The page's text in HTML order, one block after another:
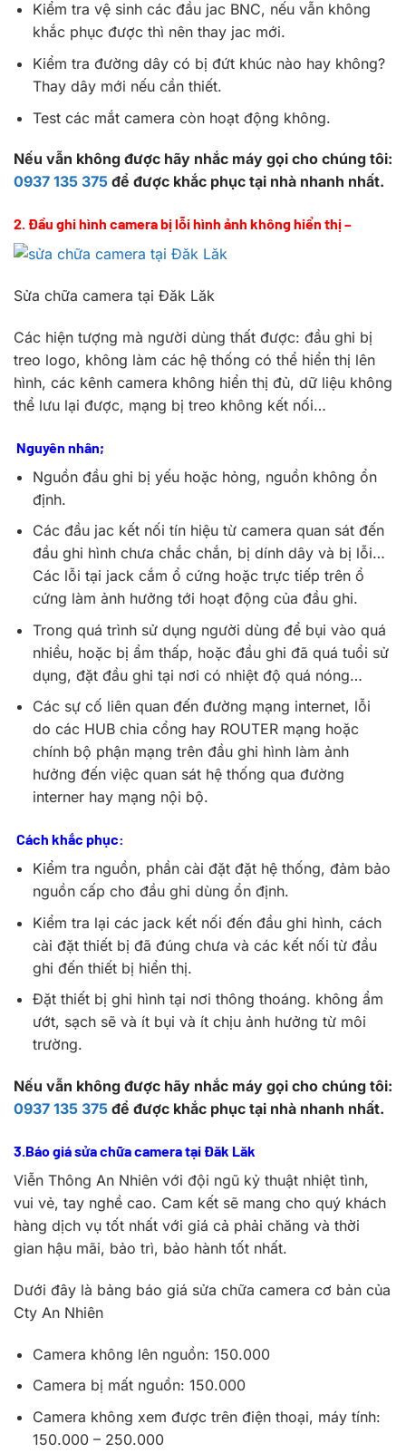
Kiểm tra vệ sinh các đầu jac BNC, nếu vẫn không
khắc phục được thì nên thay jac mới.
Kiểm tra đường dây có bị đứt khúc nào hay không?
Thay dây mới nếu cần thiết.
Test các mắt camera còn hoạt động không.
Nếu vẫn không được hãy nhắc máy gọi cho chúng tôi:
0937 135 375 để được khắc phục tại nhà nhanh nhất.
2. Đầu ghi hình camera bị lỗi hình ảnh không hiển thị –
Sửa chữa camera tại Đăk Lăk
Các hiện tượng mà người dùng thất được: đầu ghi bị
treo logo, không làm các hệ thống có thể hiển thị lên
hình, các kênh camera không hiển thị đủ, dữ liệu không
thể lưu lại được, mạng bị treo không kết nối…
Nguyên nhân;
Nguồn đầu ghi bị yếu hoặc hỏng, nguồn không ổn
định.
Các đầu jac kết nối tín hiệu từ camera quan sát đến
đầu ghi hình chưa chắc chắn, bị dính dây và bị lỗi…
Các lỗi tại jack cắm ổ cứng hoặc trực tiếp trên ổ
cứng làm ảnh hưởng tới hoạt động của đầu ghi.
Trong quá trình sử dụng người dùng để bụi vào quá
nhiều, hoặc bị ẩm thấp, hoặc đầu ghi đã quá tuổi sử
dụng, đặt đầu ghi tại nơi có nhiệt độ quá nóng…
Các sự cố liên quan đến đường mạng internet, lỗi
do các HUB chia cổng hay ROUTER mạng hoặc
chính bộ phận mạng trên đầu ghi hình làm ảnh
hưởng đến việc quan sát hệ thống qua đường
interner hay mạng nội bộ.
Cách khắc phục:
Kiểm tra nguồn, phần cài đặt đặt hệ thống, đảm bảo
nguồn cấp cho đầu ghi dùng ổn định.
Kiểm tra lại các jack kết nối đến đầu ghi hình, cách
cài đặt thiết bị đã đúng chưa và các kết nối từ đầu
ghi đến thiết bị hiển thị.
Đặt thiết bị ghi hình tại nơi thông thoáng. không ẩm
ướt, sạch sẽ và ít bụi và ít chịu ảnh hưởng từ môi
trường.
Nếu vẫn không được hãy nhắc máy gọi cho chúng tôi:
0937 135 375 để được khắc phục tại nhà nhanh nhất.
3.Báo giá sửa chữa camera tại Đăk Lăk
Viễn Thông An Nhiên với đội ngũ kỷ thuật nhiệt tình,
vui vẻ, tay nghề cao. Cam kết sẽ mang cho quý khách
hàng dịch vụ tốt nhất với giá cả phải chăng và thời
gian hậu mãi, bảo trì, bảo hành tốt nhất.
Dưới đây là bảng báo giá sửa chữa camera cơ bản của
Cty An Nhiên
Camera không lên nguồn: 150.000
Camera bị mất nguồn: 150.000
Camera không xem được trên điện thoại, máy tính:
150.000 – 250.000